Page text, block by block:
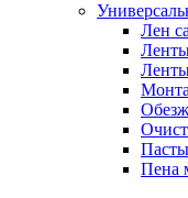
Лен
Пена